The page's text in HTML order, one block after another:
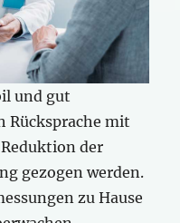
und gut
Rücksprache mit
der
gezogen werden.
zu Hause